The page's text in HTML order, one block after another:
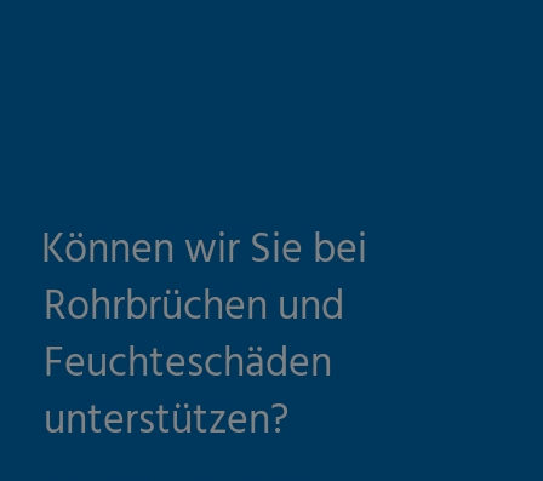
Können wir Sie bei
Rohrbrüchen und
Feuchteschäden
unterstützen?